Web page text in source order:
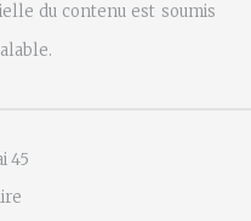
du contenu est soumis
45